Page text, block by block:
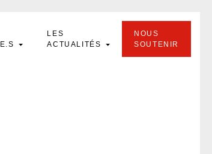
LES
ACTUALITÉS
NOUS
SOUTENIR